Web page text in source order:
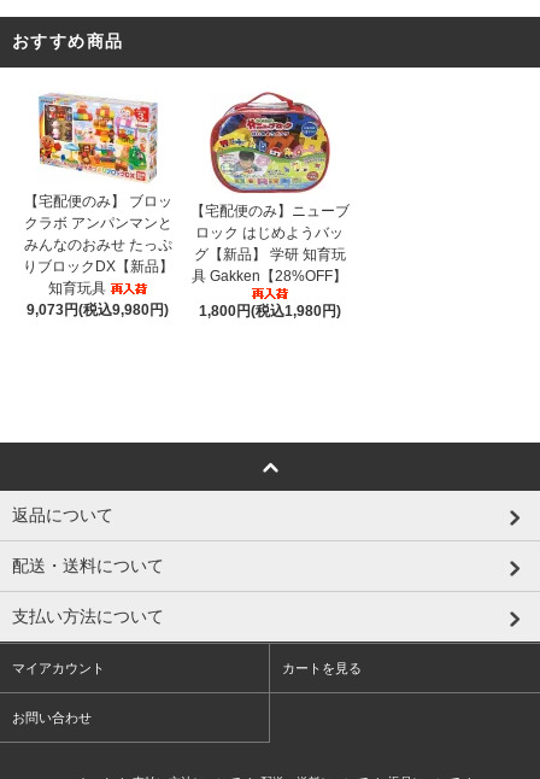
おすすめ商品
【宅配便のみ】 ブロッ
クラボ アンパンマンと
みんなのおみせ たっぷ
りブロックDX【新品】
知育玩具
9,073円(税込9,980円)
【宅配便のみ】ニューブ
ロック はじめようバッ
グ【新品】 学研 知育玩
具 Gakken【28%OFF】
1,800円(税込1,980円)
返品について
配送・送料について
支払い方法について
マイアカウント カートを見る
お問い合わせ